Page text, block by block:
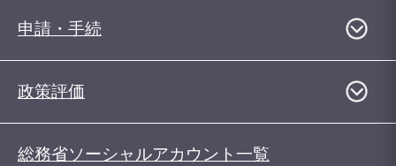
申請・手続
政策評価
総務省ソーシャルアカウント一覧